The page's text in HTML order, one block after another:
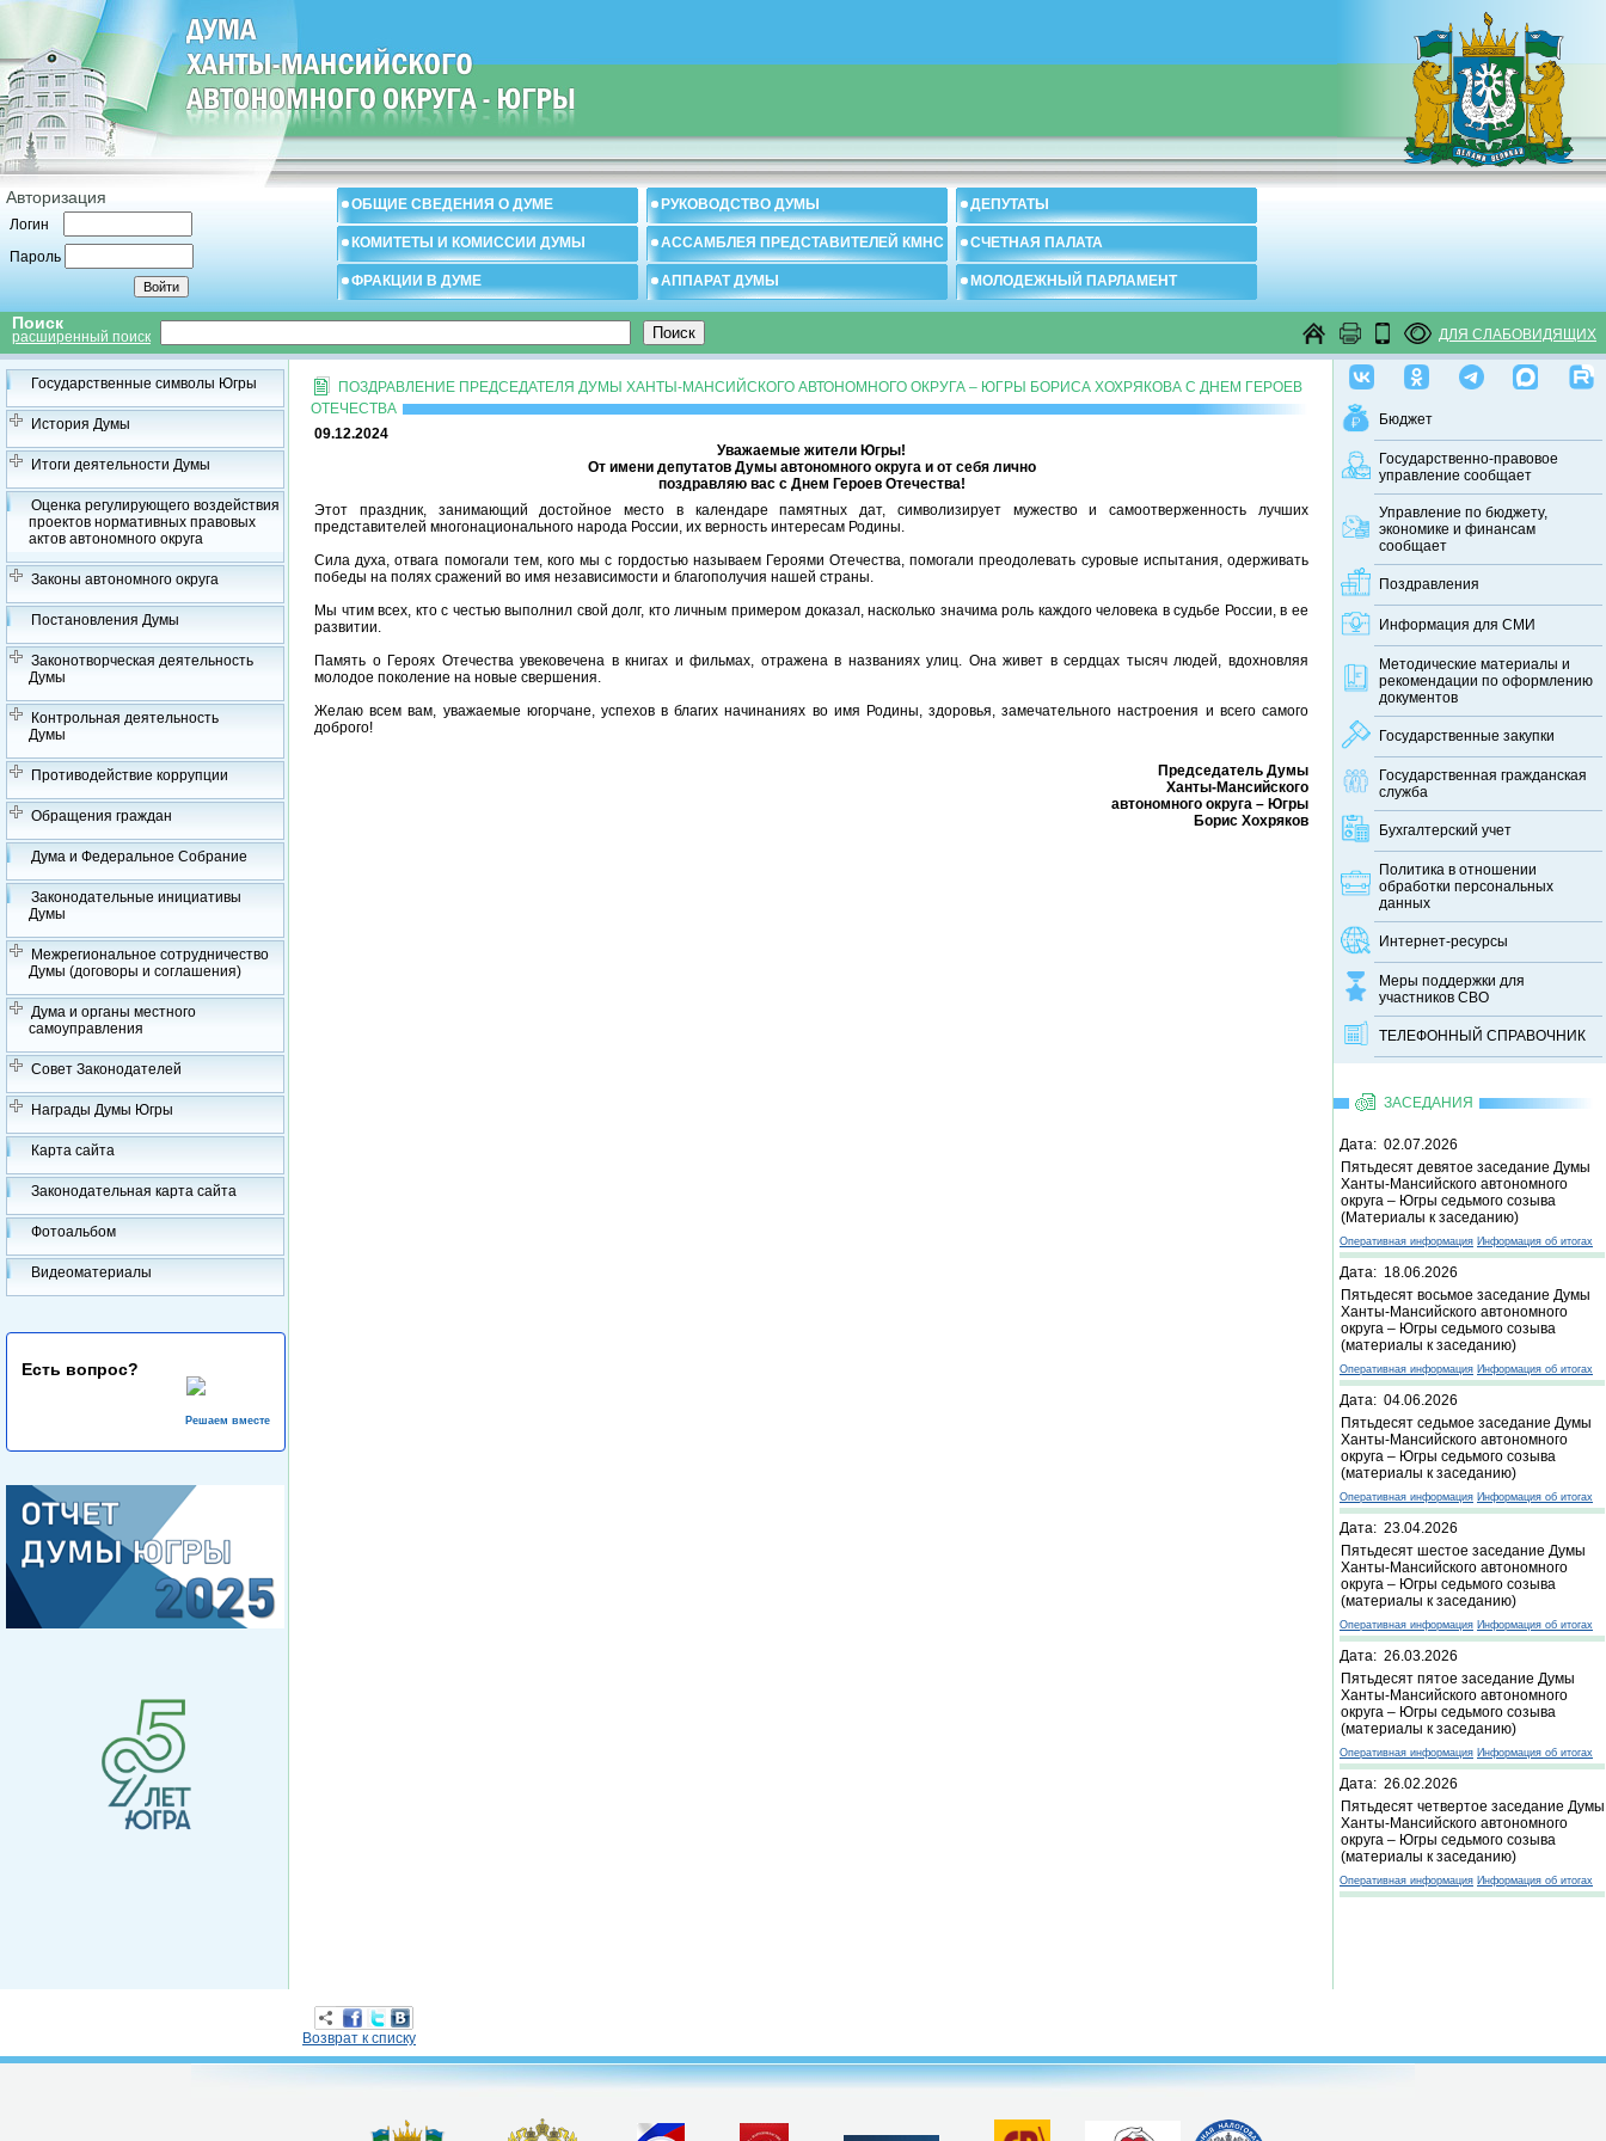
Авторизация
Логин
Пароль
ОБЩИЕ СВЕДЕНИЯ О ДУМЕ РУКОВОДСТВО ДУМЫ ДЕПУТАТЫ
КОМИТЕТЫ И КОМИССИИ ДУМЫ АССАМБЛЕЯ ПРЕДСТАВИТЕЛЕЙ КМНС СЧЕТНАЯ ПАЛАТА
ФРАКЦИИ В ДУМЕ АППАРАТ ДУМЫ МОЛОДЕЖНЫЙ ПАРЛАМЕНТ
Поиск
расширенный поиск ДЛЯ СЛАБОВИДЯЩИХ
Государственные символы Югры
История Думы
Итоги деятельности Думы
Оценка регулирующего воздействия
проектов нормативных правовых
актов автономного округа
Законы автономного округа
Постановления Думы
Законотворческая деятельность
Думы
Контрольная деятельность
Думы
Противодействие коррупции
Обращения граждан
Дума и Федеральное Собрание
Законодательные инициативы
Думы
Межрегиональное сотрудничество
Думы (договоры и соглашения)
Дума и органы местного
самоуправления
Совет Законодателей
Награды Думы Югры
Карта сайта
Законодательная карта сайта
Фотоальбом
Видеоматериалы
Есть вопрос?
Решаем вместе
Бюджет
Государственно-правовое
управление сообщает
Управление по бюджету,
экономике и финансам
сообщает
Поздравления
Информация для СМИ
Методические материалы и
рекомендации по оформлению
документов
Государственные закупки
Государственная гражданская
служба
Бухгалтерский учет
Политика в отношении
обработки персональных
данных
Интернет-ресурсы
Меры поддержки для
участников СВО
ТЕЛЕФОННЫЙ CПРАВОЧНИК
ЗАСЕДАНИЯ
Дата: 02.07.2026
Пятьдесят девятое заседание Думы
Ханты-Мансийского автономного
округа – Югры седьмого созыва
(Материалы к заседанию)
Оперативная информация Информация об итогах
Дата: 18.06.2026
Пятьдесят восьмое заседание Думы
Ханты-Мансийского автономного
округа – Югры седьмого созыва
(материалы к заседанию)
Оперативная информация Информация об итогах
Дата: 04.06.2026
Пятьдесят седьмое заседание Думы
Ханты-Мансийского автономного
округа – Югры седьмого созыва
(материалы к заседанию)
Оперативная информация Информация об итогах
Дата: 23.04.2026
Пятьдесят шестое заседание Думы
Ханты-Мансийского автономного
округа – Югры седьмого созыва
(материалы к заседанию)
Оперативная информация Информация об итогах
Дата: 26.03.2026
Пятьдесят пятое заседание Думы
Ханты-Мансийского автономного
округа – Югры седьмого созыва
(материалы к заседанию)
Оперативная информация Информация об итогах
Дата: 26.02.2026
Пятьдесят четвертое заседание Думы
Ханты-Мансийского автономного
округа – Югры седьмого созыва
(материалы к заседанию)
Оперативная информация Информация об итогах
ПОЗДРАВЛЕНИЕ ПРЕДСЕДАТЕЛЯ ДУМЫ ХАНТЫ-МАНСИЙСКОГО АВТОНОМНОГО ОКРУГА – ЮГРЫ БОРИСА ХОХРЯКОВА С ДНЕМ ГЕРОЕВ
ОТЕЧЕСТВА
09.12.2024
Уважаемые жители Югры!
От имени депутатов Думы автономного округа и от себя лично
поздравляю вас с Днем Героев Отечества!
Этот праздник, занимающий достойное место в календаре памятных дат, символизирует мужество и самоотверженность лучших
представителей многонационального народа России, их верность интересам Родины.
Сила духа, отвага помогали тем, кого мы с гордостью называем Героями Отечества, помогали преодолевать суровые испытания, одерживать
победы на полях сражений во имя независимости и благополучия нашей страны.
Мы чтим всех, кто с честью выполнил свой долг, кто личным примером доказал, насколько значима роль каждого человека в судьбе России, в ее
развитии.
Память о Героях Отечества увековечена в книгах и фильмах, отражена в названиях улиц. Она живет в сердцах тысяч людей, вдохновляя
молодое поколение на новые свершения.
Желаю всем вам, уважаемые югорчане, успехов в благих начинаниях во имя Родины, здоровья, замечательного настроения и всего самого
доброго!
Председатель Думы
Ханты-Мансийского
автономного округа – Югры
Борис Хохряков
Возврат к списку